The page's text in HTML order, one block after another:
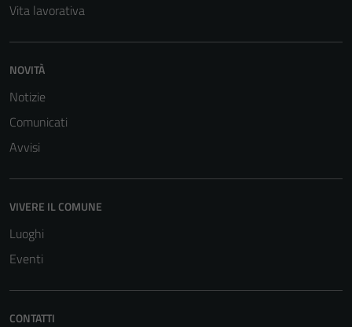
Vita lavorativa
NOVITÀ
Notizie
Comunicati
Avvisi
VIVERE IL COMUNE
Luoghi
Eventi
CONTATTI